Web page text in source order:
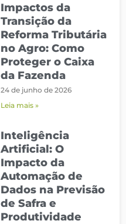
Impactos da
Transição da
Reforma Tributária
no Agro: Como
Proteger o Caixa
da Fazenda
24 de junho de 2026
Leia mais »
Inteligência
Artificial: O
Impacto da
Automação de
Dados na Previsão
de Safra e
Produtividade